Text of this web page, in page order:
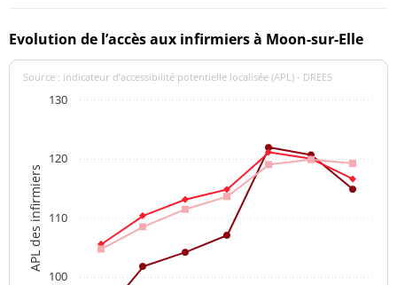
Evolution de l’accès aux infirmiers à Moon-sur-Elle
APL des infirmiers
Source : indicateur d’accessibilité potentielle localisée (APL) - DREES
100
110
120
130